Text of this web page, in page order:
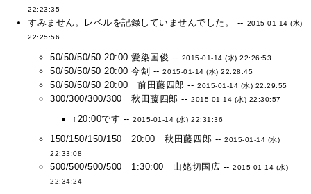
22:23:35
すみません。レベルを記録していませんでした。 -- 2015-01-14 (水)
22:25:56
50/50/50/50 20:00 愛染国俊 -- 2015-01-14 (水) 22:26:53
50/50/50/50 20:00 今剣 --2015-01-14 (水) 22:28:45
50/50/50/50 20:00 前田藤四郎 --2015-01-14 (水) 22:29:55
300/300/300/300 秋田藤四郎 -- 2015-01-14 (水) 22:30:57
↑20:00です --2015-01-14 (水) 22:31:36
150/150/150/150 20:00 秋田藤四郎 --2015-01-14 (水)
22:33:08
500/500/500/500 1:30:00 山姥切国広 --2015-01-14 (水)
22:34:24